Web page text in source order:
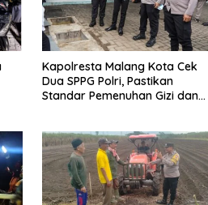
Kapolresta Malang Kota Cek
Dua SPPG Polri, Pastikan
Standar Pemenuhan Gizi dan